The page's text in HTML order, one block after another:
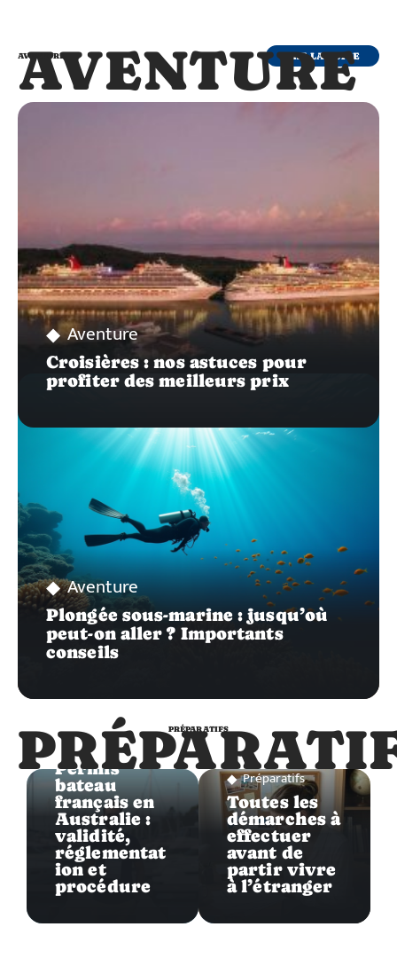
AVENTURE
AVENTURE LIRE LA SUITE
Aventure
Croisières : nos astuces pour
profiter des meilleurs prix
Aventure
Plongée sous-marine : jusqu’où
peut-on aller ? Importants
conseils
PRÉPARATIFS
Préparatifs
Permis
bateau
français en
Australie :
validité,
réglementat
ion et
procédure
Préparatifs
Toutes les
démarches à
effectuer
avant de
partir vivre
à l’étranger